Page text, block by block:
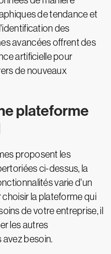
de tendance et
des
avancées offrent des
artificielle pour
de nouveaux
plateforme
proposent les
ci-dessus, la
varie d'un
la plateforme qui
de votre entreprise, il
les autres
besoin.